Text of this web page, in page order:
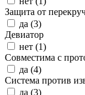
Защита от
да (3)
Девиатор
нет (1)
Совместима с
да (4)
Система против
да (3)